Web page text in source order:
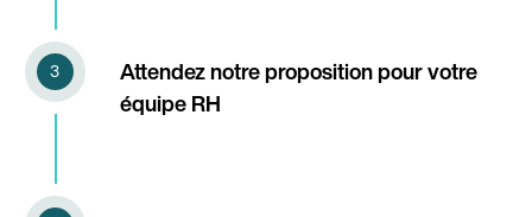
Attendez notre proposition pour votre
équipe RH